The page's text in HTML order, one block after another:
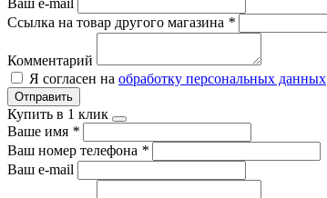
Ссылка на товар другого магазина *
Комментарий
Я согласен на обработку персональных данных
Отправить
Купить в 1 клик
Ваше имя *
Ваш номер телефона *
Ваш e-mail